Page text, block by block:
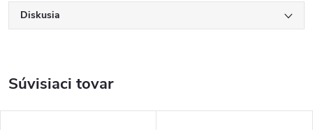
Diskusia
Súvisiaci tovar